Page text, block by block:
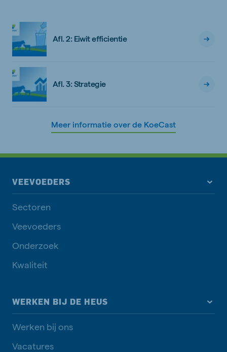
Afl. 2: Eiwit efficientie
Afl. 3: Strategie
Meer informatie over de KoeCast
VEEVOEDERS
Sectoren
Veevoeders
Onderzoek
Kwaliteit
WERKEN BIJ DE HEUS
Werken bij ons
Vacatures